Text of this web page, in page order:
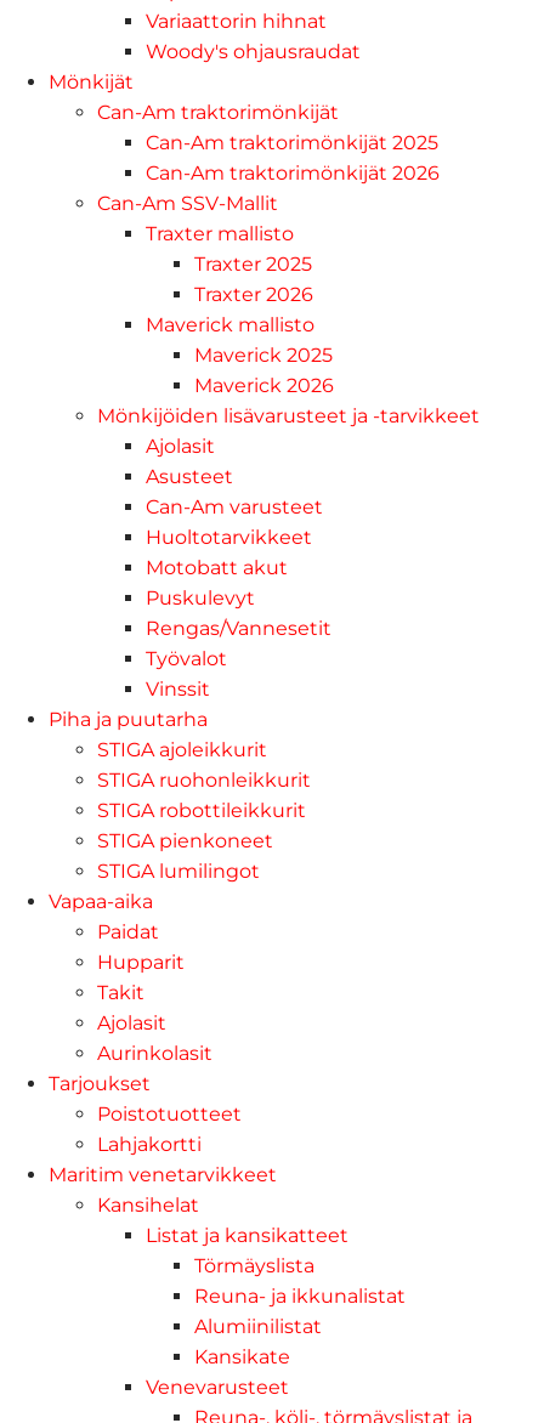
Variaattorin hihnat
Woody's ohjausraudat
Mönkijät
Can-Am traktorimönkijät
Can-Am traktorimönkijät 2025
Can-Am traktorimönkijät 2026
Can-Am SSV-Mallit
Traxter mallisto
Traxter 2025
Traxter 2026
Maverick mallisto
Maverick 2025
Maverick 2026
Mönkijöiden lisävarusteet ja -tarvikkeet
Ajolasit
Asusteet
Can-Am varusteet
Huoltotarvikkeet
Motobatt akut
Puskulevyt
Rengas/Vannesetit
Työvalot
Vinssit
Piha ja puutarha
STIGA ajoleikkurit
STIGA ruohonleikkurit
STIGA robottileikkurit
STIGA pienkoneet
STIGA lumilingot
Vapaa-aika
Paidat
Hupparit
Takit
Ajolasit
Aurinkolasit
Tarjoukset
Poistotuotteet
Lahjakortti
Maritim venetarvikkeet
Kansihelat
Listat ja kansikatteet
Törmäyslista
Reuna- ja ikkunalistat
Alumiinilistat
Kansikate
Venevarusteet
Reuna-, köli-, törmäyslistat ja